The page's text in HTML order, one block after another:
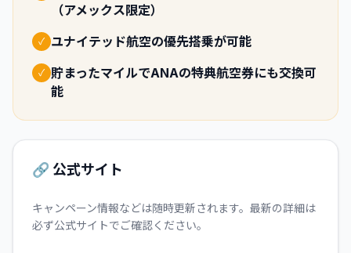
（アメックス限定）
✓ ユナイテッド航空の優先搭乗が可能
✓ 貯まったマイルでANAの特典航空券にも交換可
能
🔗 公式サイト
キャンペーン情報などは随時更新されます。最新の詳細は
必ず公式サイトでご確認ください。